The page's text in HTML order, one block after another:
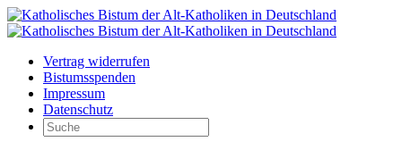
Vertrag widerrufen
Bistumsspenden
Impressum
Datenschutz